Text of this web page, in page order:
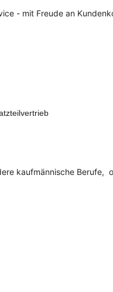
- mit Freude an
kaufmännische